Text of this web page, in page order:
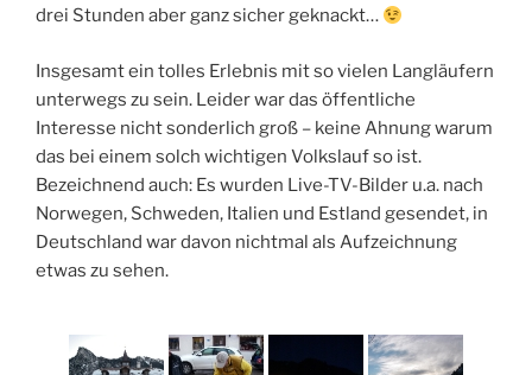
drei Stunden aber ganz sicher geknackt…
Insgesamt ein tolles Erlebnis mit so vielen Langläufern
unterwegs zu sein. Leider war das öffentliche
Interesse nicht sonderlich groß – keine Ahnung warum
das bei einem solch wichtigen Volkslauf so ist.
Bezeichnend auch: Es wurden Live-TV-Bilder u.a. nach
Norwegen, Schweden, Italien und Estland gesendet, in
Deutschland war davon nichtmal als Aufzeichnung
etwas zu sehen.